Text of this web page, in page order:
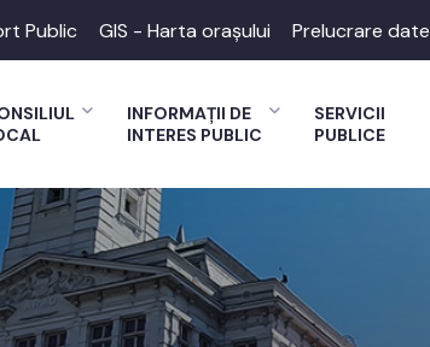
Public GIS - Harta orașului Prelucrare
INFORMAȚII DE
INTERES PUBLIC
SERVICII
PUBLICE